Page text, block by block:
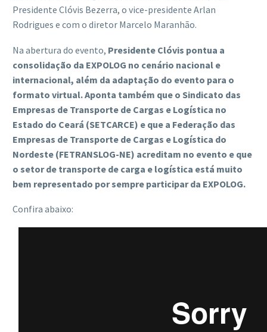
Presidente Clóvis Bezerra, o vice-presidente Arlan
Rodrigues e com o diretor Marcelo Maranhão.
Na abertura do evento, Presidente Clóvis pontua a
consolidação da EXPOLOG no cenário nacional e
internacional, além da adaptação do evento para o
formato virtual. Aponta também que o Sindicato das
Empresas de Transporte de Cargas e Logística no
Estado do Ceará (SETCARCE) e que a Federação das
Empresas de Transporte de Cargas e Logística do
Nordeste (FETRANSLOG-NE) acreditam no evento e que
o setor de transporte de carga e logística está muito
bem representado por sempre participar da EXPOLOG.
Confira abaixo: